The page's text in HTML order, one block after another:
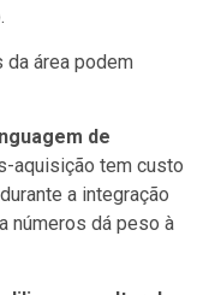
área podem
de
aquisição tem custo
a integração
números dá peso à